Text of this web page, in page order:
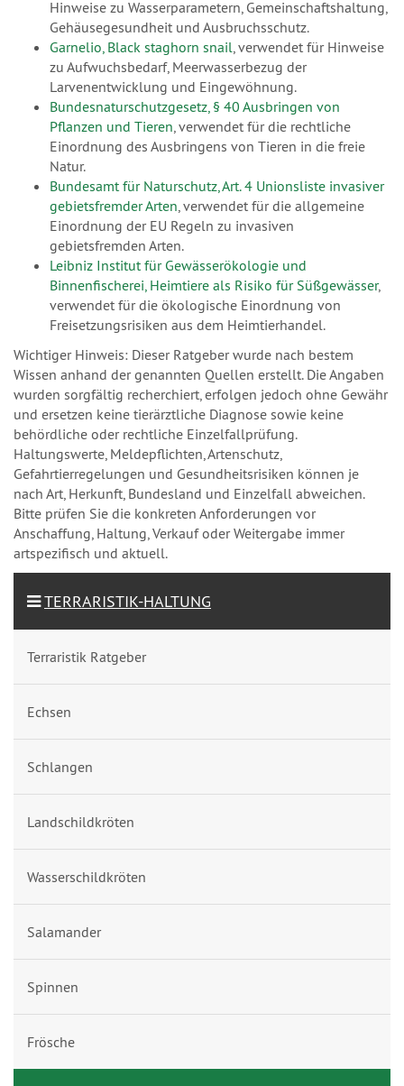
Hinweise zu Wasserparametern, Gemeinschaftshaltung,
Gehäusegesundheit und Ausbruchsschutz.
Garnelio, Black staghorn snail, verwendet für Hinweise
zu Aufwuchsbedarf, Meerwasserbezug der
Larvenentwicklung und Eingewöhnung.
Bundesnaturschutzgesetz, § 40 Ausbringen von
Pflanzen und Tieren, verwendet für die rechtliche
Einordnung des Ausbringens von Tieren in die freie
Natur.
Bundesamt für Naturschutz, Art. 4 Unionsliste invasiver
gebietsfremder Arten, verwendet für die allgemeine
Einordnung der EU Regeln zu invasiven
gebietsfremden Arten.
Leibniz Institut für Gewässerökologie und
Binnenfischerei, Heimtiere als Risiko für Süßgewässer,
verwendet für die ökologische Einordnung von
Freisetzungsrisiken aus dem Heimtierhandel.
Wichtiger Hinweis: Dieser Ratgeber wurde nach bestem
Wissen anhand der genannten Quellen erstellt. Die Angaben
wurden sorgfältig recherchiert, erfolgen jedoch ohne Gewähr
und ersetzen keine tierärztliche Diagnose sowie keine
behördliche oder rechtliche Einzelfallprüfung.
Haltungswerte, Meldepflichten, Artenschutz,
Gefahrtierregelungen und Gesundheitsrisiken können je
nach Art, Herkunft, Bundesland und Einzelfall abweichen.
Bitte prüfen Sie die konkreten Anforderungen vor
Anschaffung, Haltung, Verkauf oder Weitergabe immer
artspezifisch und aktuell.
TERRARISTIK-HALTUNG
Terraristik Ratgeber
Echsen
Schlangen
Landschildkröten
Wasserschildkröten
Salamander
Spinnen
Frösche